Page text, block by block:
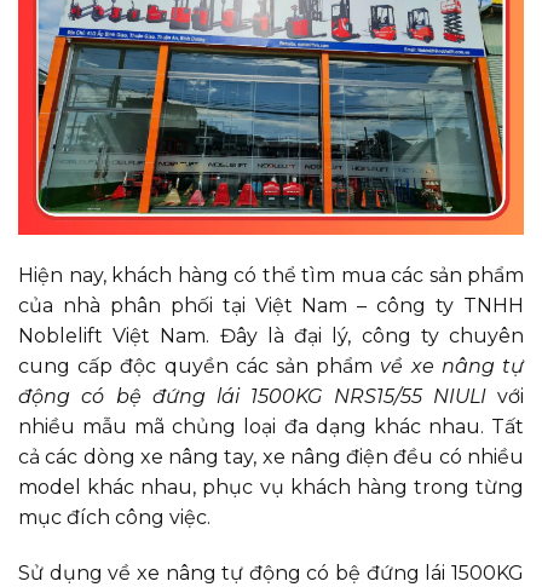
Hiện nay, khách hàng có thể tìm mua các sản phẩm
của nhà phân phối tại Việt Nam – công ty TNHH
Noblelift Việt Nam. Đây là đại lý, công ty chuyên
cung cấp độc quyền các sản phẩm về xe nâng tự
động có bệ đứng lái 1500KG NRS15/55 NIULI với
nhiều mẫu mã chủng loại đa dạng khác nhau. Tất
cả các dòng xe nâng tay, xe nâng điện đều có nhiều
model khác nhau, phục vụ khách hàng trong từng
mục đích công việc.
Sử dụng về xe nâng tự động có bệ đứng lái 1500KG